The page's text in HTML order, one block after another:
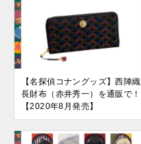
【名探偵コナングッズ】西陣織
長財布（赤井秀一）を通販で！
【2020年8月発売】